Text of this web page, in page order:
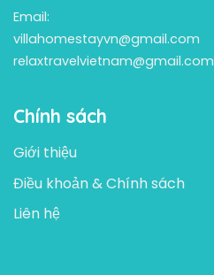
Email:
villahomestayvn@gmail.com
relaxtravelvietnam@gmail.com
Chính sách
Giới thiệu
Điều khoản & Chính sách
Liên hệ